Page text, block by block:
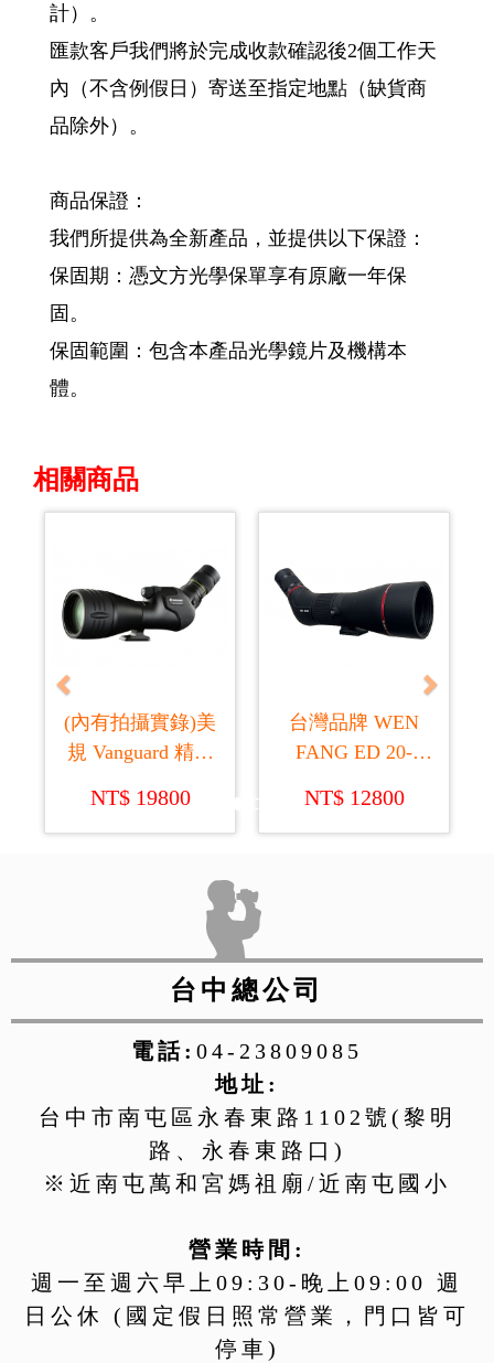
計）。
匯款客戶我們將於完成收款確認後2個工作天
內（不含例假日）寄送至指定地點（缺貨商
品除外）。
商品保證：
我們所提供為全新產品，並提供以下保證：
保固期：憑文方光學保單享有原廠一年保
固。
保固範圍：包含本產品光學鏡片及機構本
體。
相關商品
(內有拍攝實錄)美
規 Vanguard 精嘉
仰角單筒鏡+20倍
調至60倍變焦目
NT$ 19800
台灣品牌 WEN
FANG ED 20-
望遠鏡
NT$ 12800
Previous Next
台中總公司
電話: 04-23809085
地址:
台中市南屯區永春東路1102號(黎明
路、永春東路口)
※近南屯萬和宮媽祖廟/近南屯國小
營業時間:
週一至週六早上09:30-晚上09:00 週
日公休 (國定假日照常營業，門口皆可
停車)